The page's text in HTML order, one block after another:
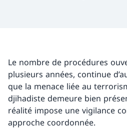
Le nombre de procédures
plusieurs années, continue
que la menace liée au
djihadiste demeure bien
réalité impose une vigilance
approche coordonnée.